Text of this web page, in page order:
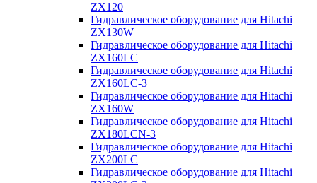
ZX120
Гидравлическое оборудование для Hitachi
ZX130W
Гидравлическое оборудование для Hitachi
ZX160LC
Гидравлическое оборудование для Hitachi
ZX160LC-3
Гидравлическое оборудование для Hitachi
ZX160W
Гидравлическое оборудование для Hitachi
ZX180LCN-3
Гидравлическое оборудование для Hitachi
ZX200LC
Гидравлическое оборудование для Hitachi